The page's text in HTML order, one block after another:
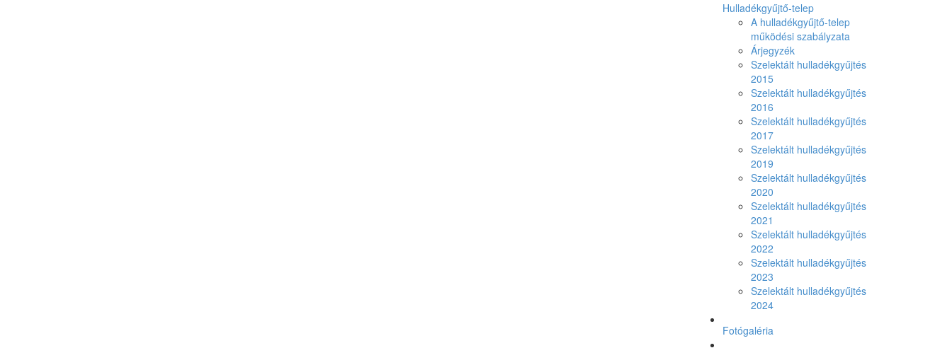
Hulladékgyűjtő-telep
A hulladékgyűjtő-telep
működési szabályzata
Árjegyzék
Szelektált hulladékgyűjtés
2015
Szelektált hulladékgyűjtés
2016
Szelektált hulladékgyűjtés
2017
Szelektált hulladékgyűjtés
2019
Szelektált hulladékgyűjtés
2020
Szelektált hulladékgyűjtés
2021
Szelektált hulladékgyűjtés
2022
Szelektált hulladékgyűjtés
2023
Szelektált hulladékgyűjtés
2024
Fotógaléria